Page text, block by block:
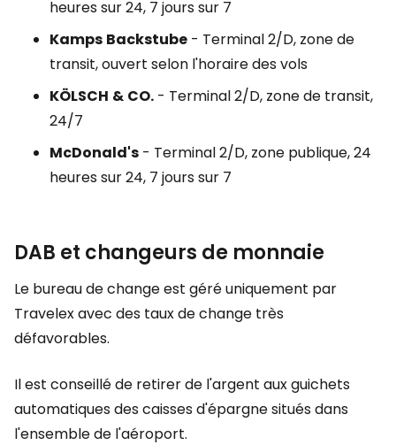
heures sur 24, 7 jours sur 7
Kamps Backstube - Terminal 2/D, zone de
transit, ouvert selon l'horaire des vols
KÖLSCH & CO. - Terminal 2/D, zone de transit,
24/7
McDonald's - Terminal 2/D, zone publique, 24
heures sur 24, 7 jours sur 7
DAB et changeurs de monnaie
Le bureau de change est géré uniquement par
Travelex avec des taux de change très
défavorables.
Il est conseillé de retirer de l'argent aux guichets
automatiques des caisses d'épargne situés dans
l'ensemble de l'aéroport.